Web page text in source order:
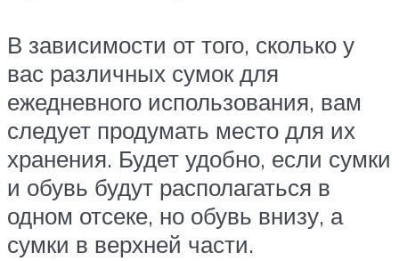
В зависимости от того, сколько у
вас различных сумок для
ежедневного использования, вам
следует продумать место для их
хранения. Будет удобно, если сумки
и обувь будут располагаться в
одном отсеке, но обувь внизу, а
сумки в верхней части.